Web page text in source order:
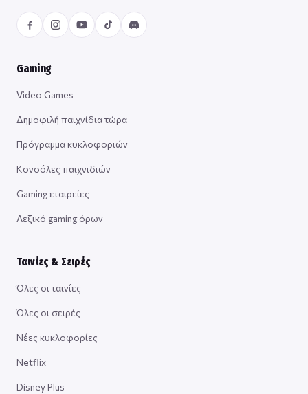
Gaming
Video Games
Δημοφιλή παιχνίδια τώρα
Πρόγραμμα κυκλοφοριών
Κονσόλες παιχνιδιών
Gaming εταιρείες
Λεξικό gaming όρων
Ταινίες & Σειρές
Όλες οι ταινίες
Όλες οι σειρές
Νέες κυκλοφορίες
Netflix
Disney Plus